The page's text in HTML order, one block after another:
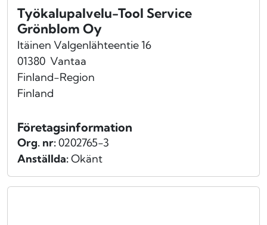
Työkalupalvelu-Tool Service
Grönblom Oy
Itäinen Valgenlähteentie 16
01380 Vantaa
Finland-Region
Finland
Företagsinformation
Org. nr:0202765-3
Anställda:Okänt